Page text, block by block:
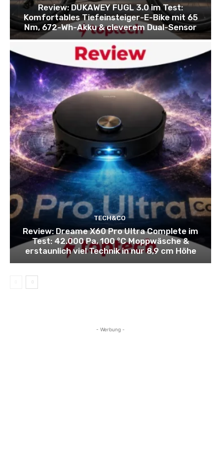
Review: DUKAWEY FUGL 3.0 im Test:
Komfortables Tiefeinsteiger-E-Bike mit 65
Nm, 672-Wh-Akku & cleverem Dual-Sensor
TECH&CO
Review: Dreame X60 Pro Ultra Complete im
Test: 42.000 Pa, 100 °C Moppwäsche &
erstaunlich viel Technik in nur 8,9 cm Höhe
- Werbung -